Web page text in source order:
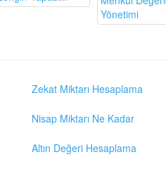
Yönetimi
Zekat Miktarı Hesaplama
Nisap Miktarı Ne Kadar
Altın Değeri Hesaplama